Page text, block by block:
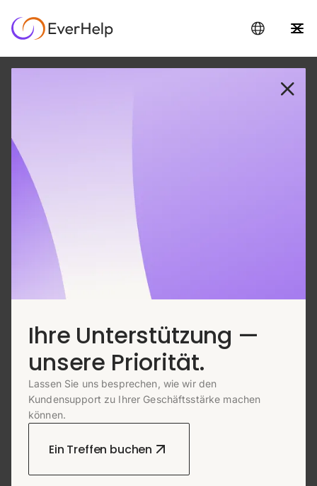
Ihre Unterstützung —
unsere Priorität.
Lassen Sie uns besprechen, wie wir den
Kundensupport zu Ihrer Geschäftsstärke machen
können.
Ein Treffen buchen
ÜBER DEN AUTOR
Olha Vorobei